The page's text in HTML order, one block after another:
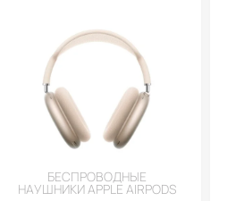
БЕСПРОВОДНЫЕ
НАУШНИКИ APPLE AIRPODS